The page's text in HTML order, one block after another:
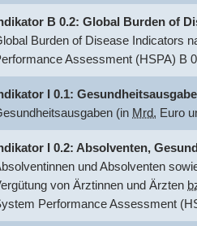
B 0.2: Global Burden of
Burden of Disease Indicators
Assessment (HSPA) B
I 0.1:
(in Mrd. Euro
I 0.2: Absolventen,
und Absolventen
von Ärztinnen und Ärzten
Performance Assessment